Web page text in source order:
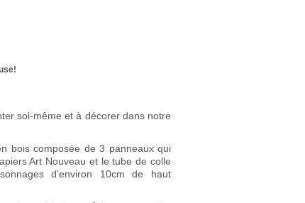
soi-même et à décorer dans notre
bois composée de 3 panneaux qui
Art Nouveau et le tube de colle
d'environ 10cm de haut